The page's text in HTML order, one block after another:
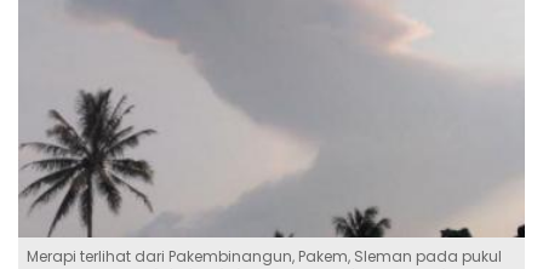
Merapi terlihat dari Pakembinangun, Pakem, Sleman pada pukul